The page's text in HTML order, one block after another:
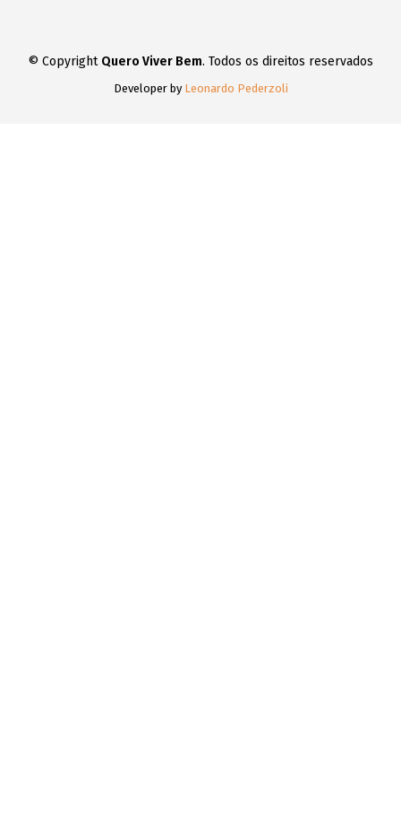
© Copyright Quero Viver Bem. Todos os direitos reservados
Developer by Leonardo Pederzoli